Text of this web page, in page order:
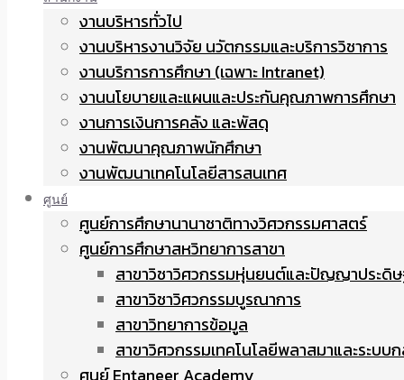
งานบริหารทั่วไป
งานบริหารงานวิจัย นวัตกรรมและบริการวิชาการ
งานบริการการศึกษา (เฉพาะ Intranet)
งานนโยบายและแผนและประกันคุณภาพการศึกษา
งานการเงินการคลัง และพัสดุ
งานพัฒนาคุณภาพนักศึกษา
งานพัฒนาเทคโนโลยีสารสนเทศ
ศูนย์
ศูนย์การศึกษานานาชาติทางวิศวกรรมศาสตร์
ศูนย์การศึกษาสหวิทยาการสาขา
สาขาวิชาวิศวกรรมหุ่นยนต์และปัญญาประดิ
สาขาวิชาวิศวกรรมบูรณาการ
สาขาวิทยาการข้อมูล
สาขาวิศวกรรมเทคโนโลยีพลาสมาและระบบ
ศูนย์ Entaneer Academy